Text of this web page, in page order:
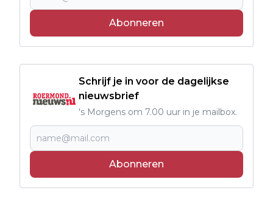
Abonneren
Schrijf je in voor de dagelijkse
nieuwsbrief
's Morgens om 7.00 uur in je mailbox.
Abonneren